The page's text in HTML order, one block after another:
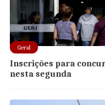
Geral
Inscrições para
nesta segunda